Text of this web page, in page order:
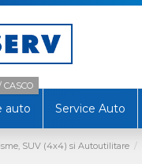
auto
CASCO
Service Auto
SUV (4x4) si Autoutilitare